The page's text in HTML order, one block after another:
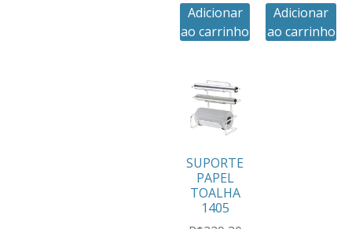
Adicionar
ao carrinho
Adicionar
ao carrinho
SUPORTE
PAPEL
TOALHA
1405